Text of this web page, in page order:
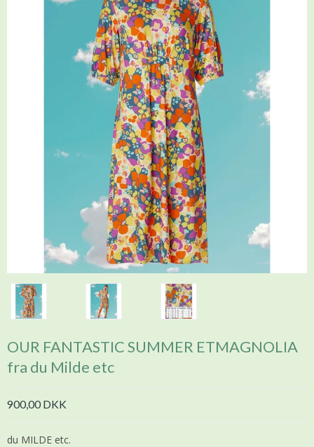
OUR FANTASTIC SUMMER ETMAGNOLIA
fra du Milde etc
900,00 DKK
du MILDE etc.